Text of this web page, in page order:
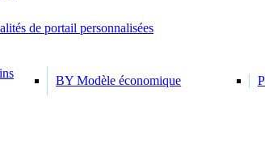
de portail personnalisées
BY Modèle économique